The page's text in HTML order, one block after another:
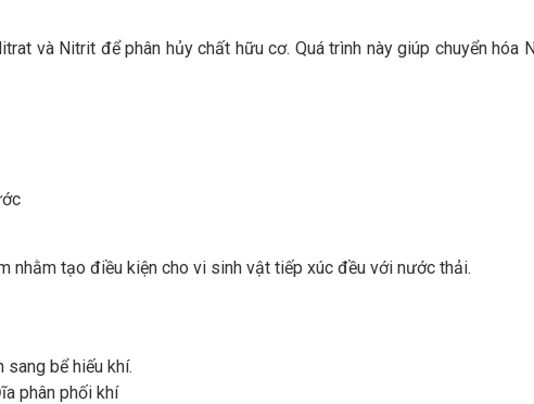
và Nitrit để phân hủy chất hữu cơ. Quá trình này giúp chuyển hóa
nhằm tạo điều kiện cho vi sinh vật tiếp xúc đều với nước thải.
bể hiếu khí.
phân phối khí